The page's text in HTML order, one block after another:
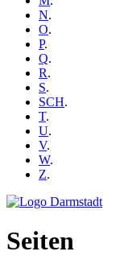
N.
O.
P.
Q.
R.
S.
SCH.
T.
U.
V.
W.
Z.
Seiten